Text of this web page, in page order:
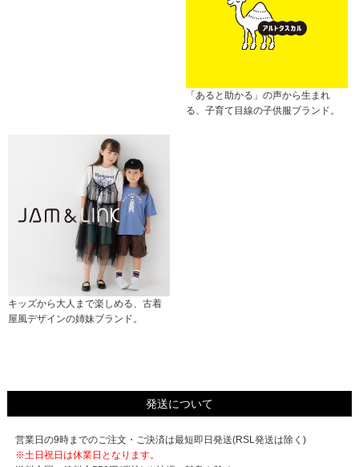
「あると助かる」の声から生まれ
る、子育て目線の子供服ブランド。
キッズから大人まで楽しめる、古着
屋風デザインの姉妹ブランド。
発送について
営業日の9時までのご注文・ご決済は最短即日発送(RSL発送は除く)
※土日祝日は休業日となります。